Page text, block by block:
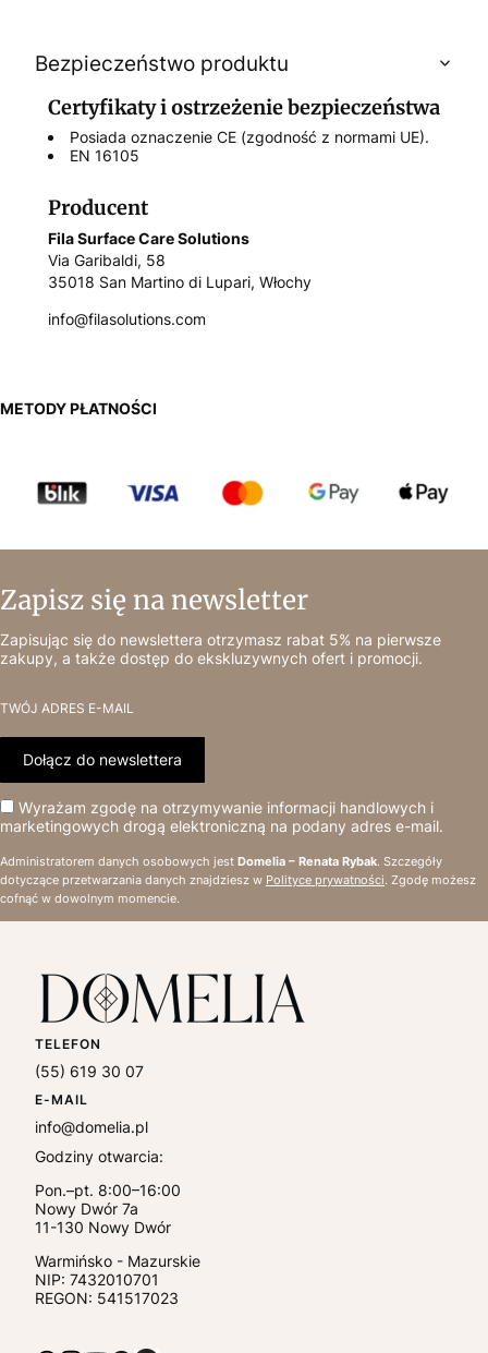
Bezpieczeństwo produktu
Certyfikaty i ostrzeżenie bezpieczeństwa
Posiada oznaczenie CE (zgodność z normami UE).
EN 16105
Producent
Fila Surface Care Solutions
Via Garibaldi, 58
35018 San Martino di Lupari, Włochy
info@filasolutions.com
METODY PŁATNOŚCI
Zapisz się na newsletter
Zapisując się do newslettera otrzymasz rabat 5% na pierwsze
zakupy, a także dostęp do ekskluzywnych ofert i promocji.
TWÓJ ADRES E-MAIL
Dołącz do newslettera
Wyrażam zgodę na otrzymywanie informacji handlowych i
marketingowych drogą elektroniczną na podany adres e-mail.
Administratorem danych osobowych jest Domelia – Renata Rybak. Szczegóły
dotyczące przetwarzania danych znajdziesz w Polityce prywatności. Zgodę możesz
cofnąć w dowolnym momencie.
TELEFON
(55) 619 30 07
E-MAIL
info@domelia.pl
Godziny otwarcia:
Pon.–pt. 8:00–16:00
Nowy Dwór 7a
11-130 Nowy Dwór
Warmińsko - Mazurskie
NIP: 7432010701
REGON: 541517023